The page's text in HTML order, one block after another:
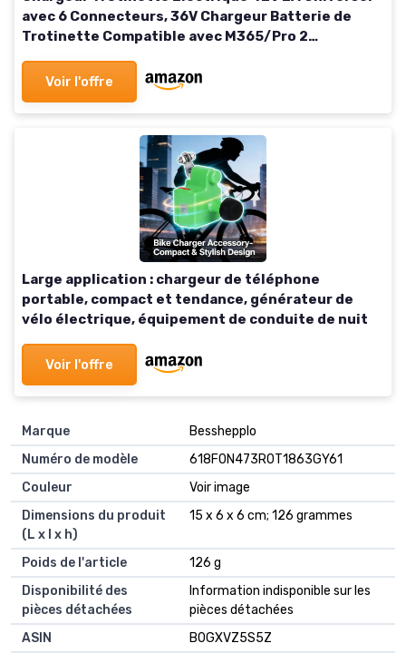
avec 6 Connecteurs, 36V Chargeur Batterie de
Trotinette Compatible avec M365/Pro 2
Voir l'offre
Large application : chargeur de téléphone
portable, compact et tendance, générateur de
vélo électrique, équipement de conduite de nuit
Voir l'offre
Marque
‎Besshepplo
Numéro de modèle
‎618F0N473R0T1863GY61
Couleur
‎Voir image
Dimensions du produit
(L x l x h)
‎15 x 6 x 6 cm; 126 grammes
Poids de l'article
‎126 g
Disponibilité des
pièces détachées
‎Information indisponible sur les
pièces détachées
ASIN
B0GXVZ5S5Z